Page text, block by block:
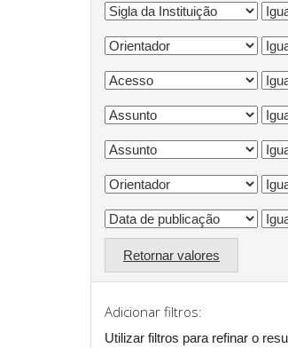
Retornar valores
Adicionar filtros:
Utilizar filtros para refinar o